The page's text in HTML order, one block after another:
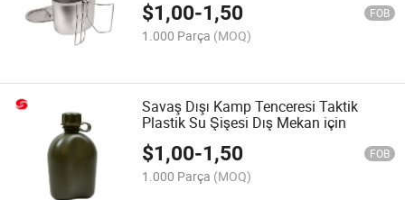
$1,00-1,50 FOB
1.000 Parça (MOQ)
Savaş Dışı Kamp Tenceresi Taktik
Plastik Su Şişesi Dış Mekan için
$1,00-1,50 FOB
1.000 Parça (MOQ)